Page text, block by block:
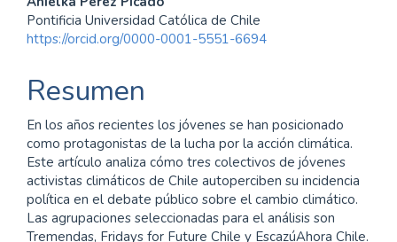
Contenido
principal
del
artículo
Pontificia Universidad Católica de Chile
https://orcid.org/0000-0001-5551-6694
Resumen
En los años recientes los jóvenes se han posicionado
como protagonistas de la lucha por la acción climática.
Este artículo analiza cómo tres colectivos de jóvenes
activistas climáticos de Chile autoperciben su incidencia
política en el debate público sobre el cambio climático.
Las agrupaciones seleccionadas para el análisis son
Tremendas, Fridays for Future Chile y EscazúAhora Chile.